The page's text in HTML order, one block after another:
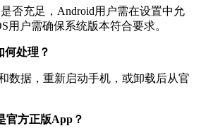
否充足，Android用户需在设置中允
用户需确保系统版本符合要求。
何处理？
数据，重新启动手机，或卸载后从官
官方正版App？